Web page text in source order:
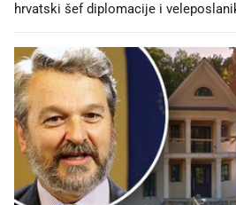
hrvatski šef diplomacije i